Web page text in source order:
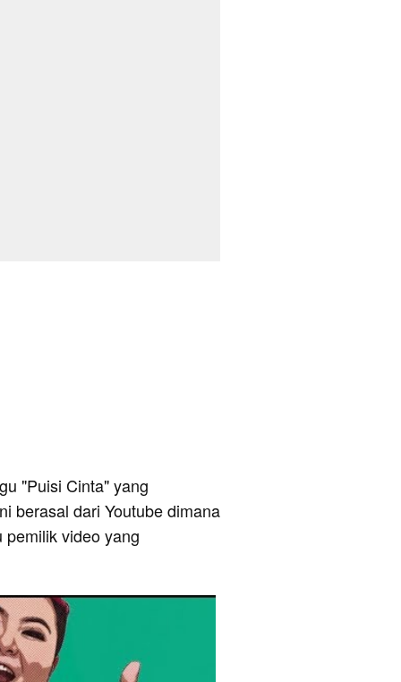
"Puisi Cinta" yang
berasal dari Youtube dimana
pemilik video yang